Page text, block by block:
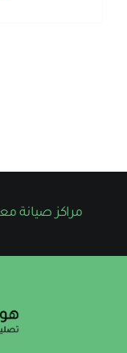
مراكز صيانة